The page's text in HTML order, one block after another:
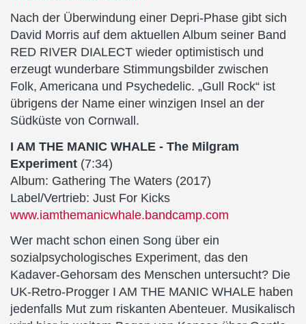
Nach der Überwindung einer Depri-Phase gibt sich
David Morris auf dem aktuellen Album seiner Band
RED RIVER DIALECT wieder optimistisch und
erzeugt wunderbare Stimmungsbilder zwischen
Folk, Americana und Psychedelic. „Gull Rock“ ist
übrigens der Name einer winzigen Insel an der
Südküste von Cornwall.
I AM THE MANIC WHALE - The Milgram
Experiment (7:34)
Album: Gathering The Waters (2017)
Label/Vertrieb: Just For Kicks
www.iamthemanicwhale.bandcamp.com
Wer macht schon einen Song über ein
sozialpsychologisches Experiment, das den
Kadaver-Gehorsam des Menschen untersucht? Die
UK-Retro-Progger I AM THE MANIC WHALE haben
jedenfalls Mut zum riskanten Abenteuer. Musikalisch